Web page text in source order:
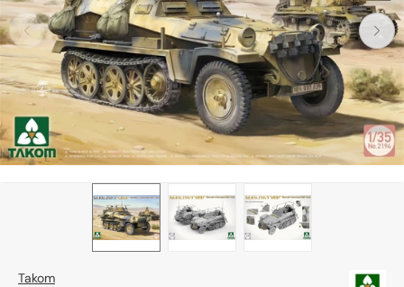
Otwórz
media
1
w
widoku
galerii
Takom